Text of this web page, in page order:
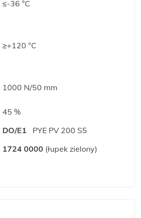
≤-36 °C
≥+120 °C
1000 N/50 mm
45 %
DO/E1 PYE PV 200 S5
1724 0000 (łupek zielony)